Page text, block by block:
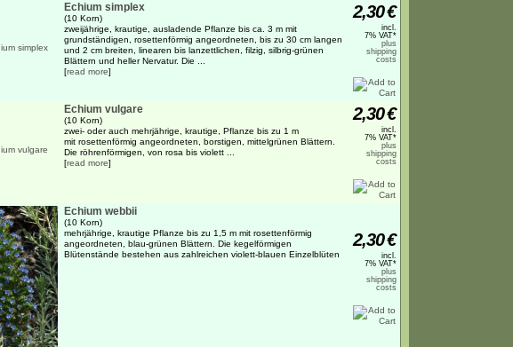
Echium simplex
(10 Korn)
zweijährige, krautige, ausladende Pflanze bis ca. 3 m mit
grundständigen, rosettenförmig angeordneten, bis zu 30 cm langen
und 2 cm breiten, linearen bis lanzettlichen, filzig, silbrig-grünen
Blättern und heller Nervatur. Die ...
[read more]
2,30€
incl.
7% VAT*
plus
shipping
costs
Echium vulgare
(10 Korn)
zwei- oder auch mehrjährige, krautige, Pflanze bis zu 1 m
mit rosettenförmig angeordneten, borstigen, mittelgrünen Blättern.
Die röhrenförmigen, von rosa bis violett ...
[read more]
2,30€
incl.
7% VAT*
plus
shipping
costs
Echium webbii
(10 Korn)
mehrjährige, krautige Pflanze bis zu 1,5 m mit rosettenförmig
angeordneten, blau-grünen Blättern. Die kegelförmigen
Blütenstände bestehen aus zahlreichen violett-blauen Einzelblüten
2,30€
incl.
7% VAT*
plus
shipping
costs